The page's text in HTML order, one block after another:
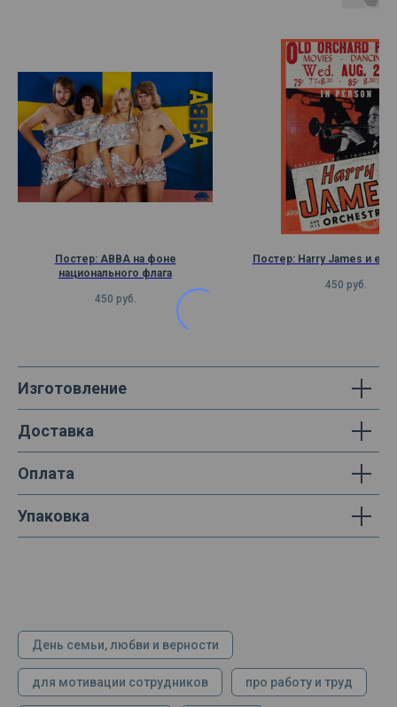
Постер: ABBA на фоне
национального флага
450 руб.
Постер: Harry James и его
450 руб.
Изготовление
Доставка
Оплата
Упаковка
День семьи, любви и верности
для мотивации сотрудников про работу и труд